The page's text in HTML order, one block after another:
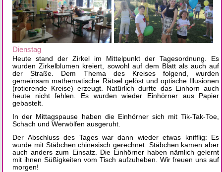
Dienstag
Heute stand der Zirkel im Mittelpunkt der Tagesordnung. Es
wurden Zirkelblumen kreiert, sowohl auf dem Blatt als auch auf
der Straße. Dem Thema des Kreises folgend, wurden
gemeinsam mathematische Rätsel gelöst und optische Illusionen
(rotierende Kreise) erzeugt. Natürlich durfte das Einhorn auch
heute nicht fehlen. Es wurden wieder Einhörner aus Papier
gebastelt.
In der Mittagspause haben die Einhörner sich mit Tik-Tak-Toe,
Schach und Werwölfen ausgeruht.
Der Abschluss des Tages war dann wieder etwas knifflig: Es
wurde mit Stäbchen chinesisch gerechnet. Stäbchen kamen aber
auch anders zum Einsatz. Die Einhörner haben nämlich gelernt
mit ihnen Süßigkeiten vom Tisch aufzuheben. Wir freuen uns auf
morgen!